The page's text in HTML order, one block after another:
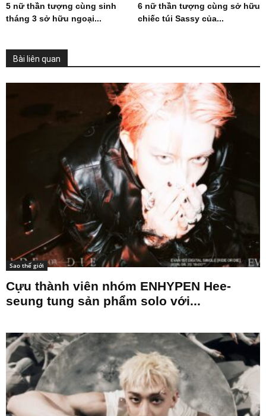
5 nữ thần tượng cùng sinh
tháng 3 sở hữu ngoại...
6 nữ thần tượng cùng sở hữu
chiếc túi Sassy của...
Bài liên quan
Sao thế giới
Cựu thành viên nhóm ENHYPEN Hee-
seung tung sản phẩm solo với...